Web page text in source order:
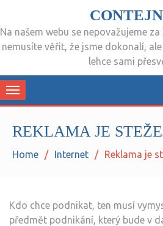
Na našem webu se nepovažujeme
nemusíte věřit, že jsme dokonalí,
lehce sami
Toggle
navigation
REKLAMA JE
Home Internet Reklama je
Kdo chce podnikat, ten musí
předmět podnikání, který bude v